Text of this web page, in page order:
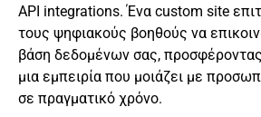
API integrations. Ένα custom site
τους ψηφιακούς βοηθούς να
βάση δεδομένων σας,
μια εμπειρία που μοιάζει με
σε πραγματικό χρόνο.